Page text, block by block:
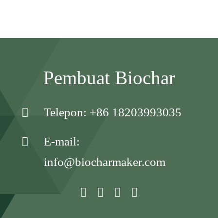
Pembuat Biochar
Telepon: +86 18203993035
E-mail:
info@biocharmaker.com